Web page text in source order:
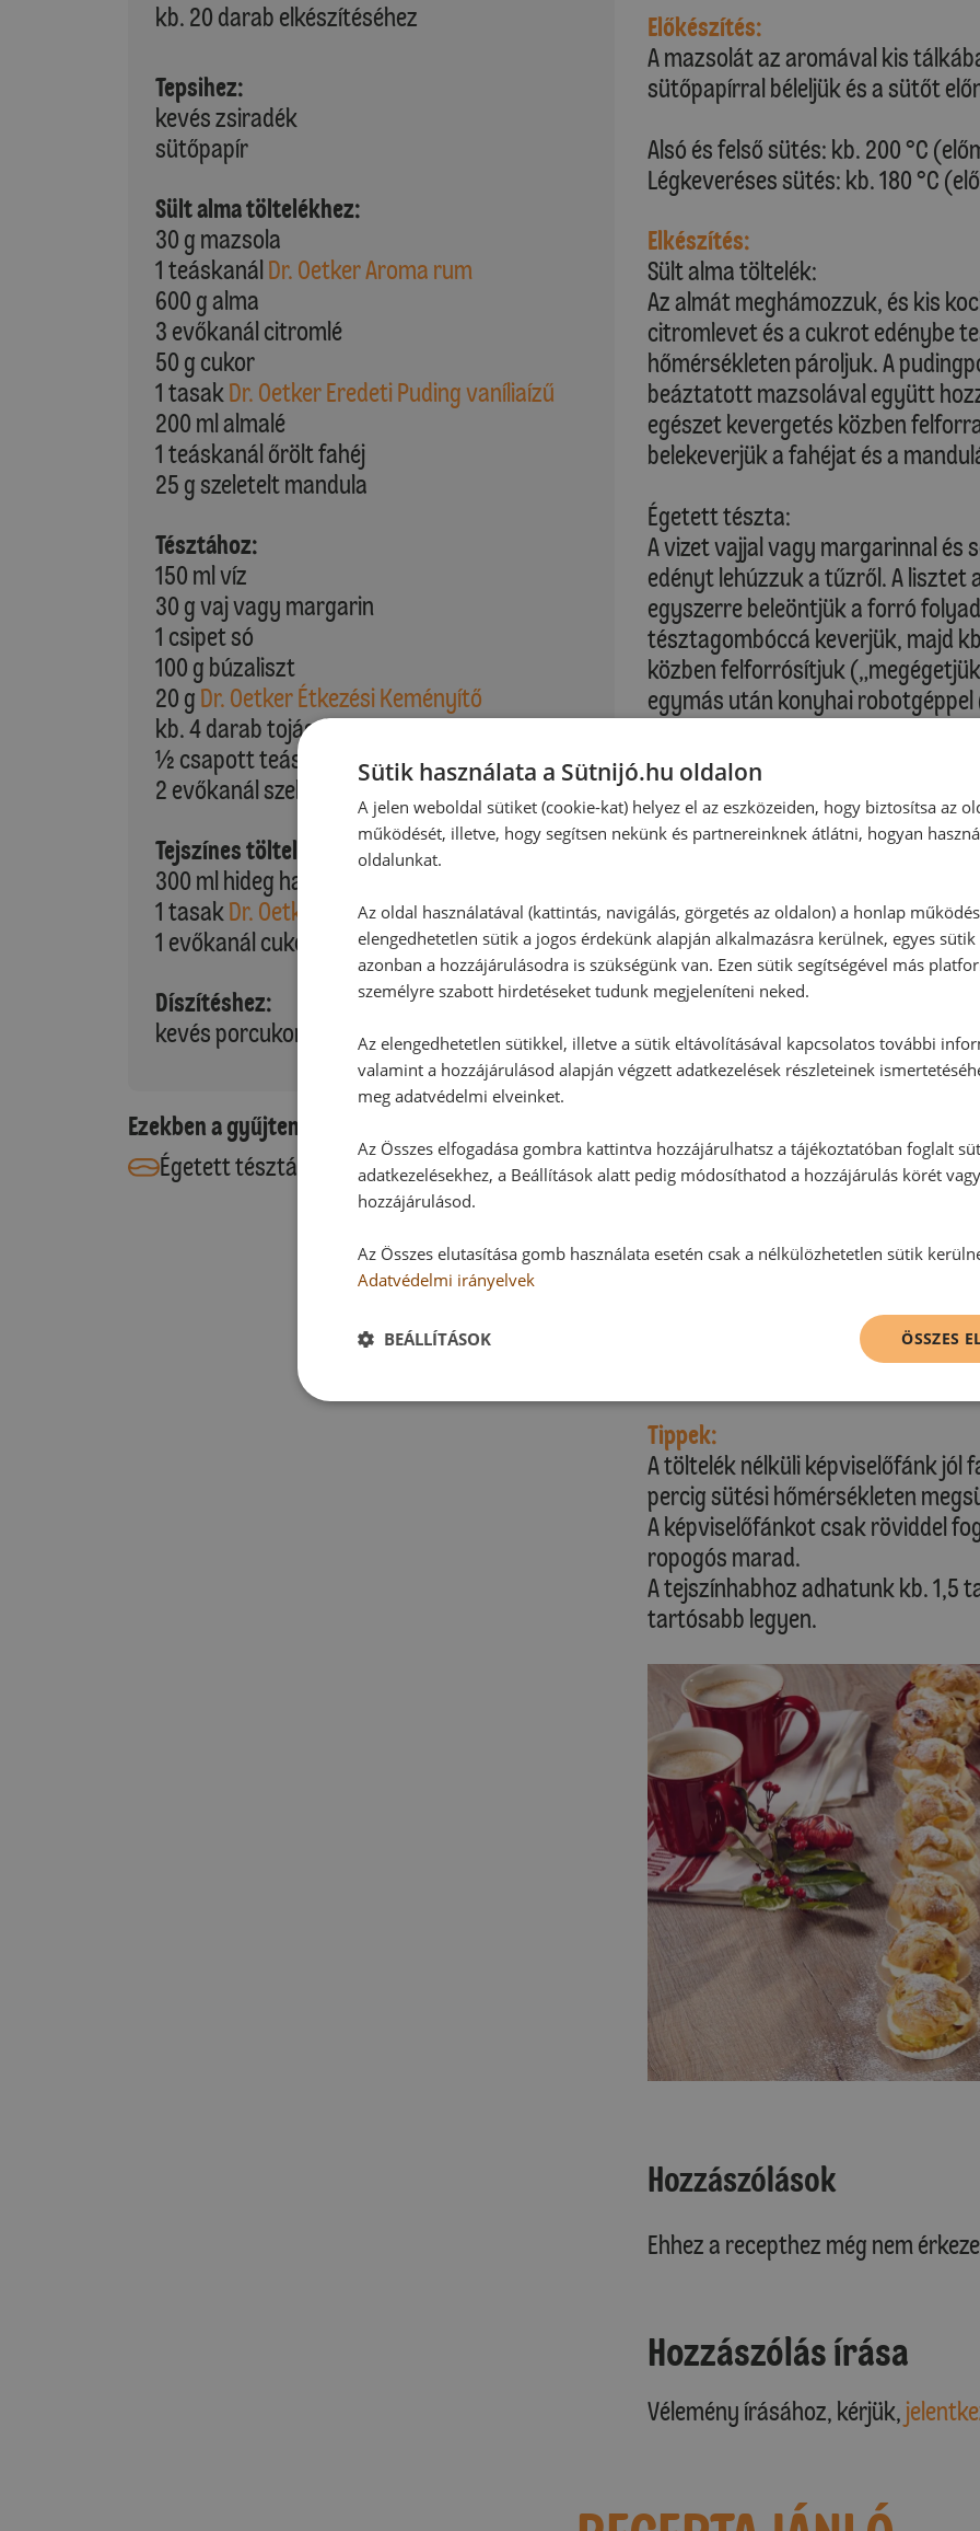
kb. 20 darab elkészítéséhez
Tepsihez:
kevés zsiradék
sütőpapír
Sült alma töltelékhez:
30 g mazsola
1 teáskanálDr. Oetker Aroma rum
600 g alma
3 evőkanál citromlé
50 g cukor
1 tasakDr. Oetker Eredeti Puding vaníliaízű
200 ml almalé
1 teáskanál őrölt fahéj
25 g szeletelt mandula
Tésztához:
150 ml víz
30 g vaj vagy margarin
1 csipet só
100 g búzaliszt
20 g Dr. Oetker Étkezési Keményítő
kb. 4 darab tojás (M-es)
½ csapott teáskanál Dr. Oetker Sütőpor
2 evőkanál szeletelt mandula
Tejszínes töltelékhez:
300 ml hideg habtejszín
1 tasakDr. Oetker Bourbon Vaníliás cukor
1 evőkanál cukor
Díszítéshez:
kevés porcukor
Ezekben a gyűjteményekben található:
Égetett tészták
Édes sütemények
Előkészítés:
A mazsolát az aromával kis
sütőpapírral béleljük és a sütőt
Alsó és felső sütés: kb. 200 °C
Légkeveréses sütés: kb. 180 °C
Elkészítés:
Sült alma töltelék:
Az almát meghámozzuk, és kis
citromlevet és a cukrot edénybe
hőmérsékleten pároljuk. A
beáztatott mazsolával együtt
egészet kevergetés közben
belekeverjük a fahéjat és a
Égetett tészta:
A vizet vajjal vagy margarinnal és
edényt lehúzzuk a tűzről. A lisztet
egyszerre beleöntjük a forró
tésztagombóccá keverjük, majd
közben felforrósítjuk
egymás után konyhai
fokozaton a tésztába
felverjük, és csak annyit adunk a
ragadjon a dagasztóspirálhoz. A
keverjük. Habzsák segítségével
tepsibe. Mandulával megszórjuk,
Sütési idő: kb. 25-28 perc
Kérjük, vegye figyelembe saját
Rögtön sütés után a
Tejszínes töltelék:
A tejszínt a vaníliás cukorral és a
almatölteléket, majd a tejszínt a
tetejét, és kicsit megnyomkodjuk.
A képviselőfánkokat egy lapon
Tippek:
A töltelék nélküli képviselőfánk jól
percig sütési hőmérsékleten
A képviselőfánkot csak röviddel
ropogós marad.
A tejszínhabhoz adhatunk kb. 1,5
tartósabb legyen.
Hozzászólások
Ehhez a recepthez még nem
Hozzászólás írása
Vélemény írásához, kérjük,
Sütik használata a Sütnijó.hu oldalon
A jelen weboldal sütiket (cookie-kat) helyez el az eszközeiden, hogy biztosítsa az
működését, illetve, hogy segítsen nekünk és partnereinknek átlátni, hogyan
oldalunkat.
Az oldal használatával (kattintás, navigálás, görgetés az oldalon) a honlap
elengedhetetlen sütik a jogos érdekünk alapján alkalmazásra kerülnek, egyes
azonban a hozzájárulásodra is szükségünk van. Ezen sütik segítségével más
személyre szabott hirdetéseket tudunk megjeleníteni neked.
Az elengedhetetlen sütikkel, illetve a sütik eltávolításával kapcsolatos további
valamint a hozzájárulásod alapján végzett adatkezelések részleteinek
meg adatvédelmi elveinket.
Az Összes elfogadása gombra kattintva hozzájárulhatsz a tájékoztatóban foglalt
adatkezelésekhez, a Beállítások alatt pedig módosíthatod a hozzájárulás körét
hozzájárulásod.
Az Összes elutasítása gomb használata esetén csak a nélkülözhetetlen sütik
Adatvédelmi irányelvek
ÖSSZES
BEÁLLÍTÁSOK